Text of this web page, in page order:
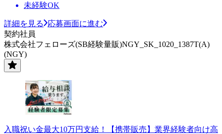
未経験OK
詳細を見る
応募画面に進む
契約社員
株式会社フェローズ(SB経験量販)NGY_SK_1020_1387T(A)
(NGY)
入職祝い金最大10万円支給！【携帯販売】業界経験者向け高